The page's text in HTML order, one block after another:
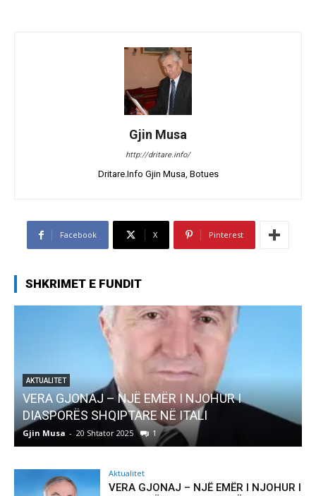
Gjin Musa
http://dritare.info/
Dritare.Info Gjin Musa, Botues
Facebook X Pinterest
SHKRIMET E FUNDIT
AKTUALITET
Pregaditi Gjin Musa-Rome- Shtator 2025
Gjin Musa - 8 Shtator 2025
Aktualitet
VERA GJONAJ – NJË EMËR I NJOHUR I